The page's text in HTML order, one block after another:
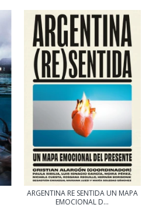
ARGENTINA RE SENTIDA UN MAPA
EMOCIONAL D...